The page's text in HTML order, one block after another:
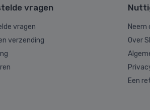
vragen
vragen
verzending
Neem
Over
Een